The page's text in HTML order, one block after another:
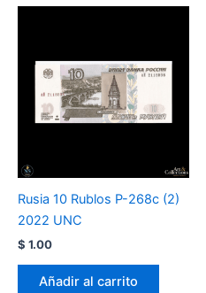
Rusia 10 Rublos P-268c (2)
2022 UNC
$ 1.00
Añadir al carrito